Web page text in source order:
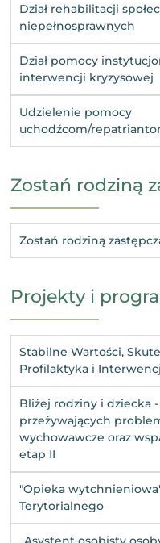
Dział rehabilitacji
niepełnosprawnych
Dział pomocy
interwencji kryzysowej
Udzielenie pomocy
uchodźcom/
Zostań rodziną
Zostań rodziną
Projekty i
Stabilne Wartości,
Profilaktyka i
Bliżej rodziny i dziecka
przeżywających
wychowawcze oraz
etap II
"Opieka
Terytorialnego